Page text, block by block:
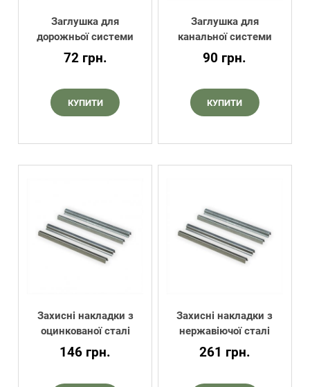
Заглушка для
дорожньої системи
72 грн.
КУПИТИ
Заглушка для
канальної системи
90 грн.
КУПИТИ
Захисні накладки з
оцинкованої сталі
146 грн.
Захисні накладки з
нержавіючої сталі
261 грн.